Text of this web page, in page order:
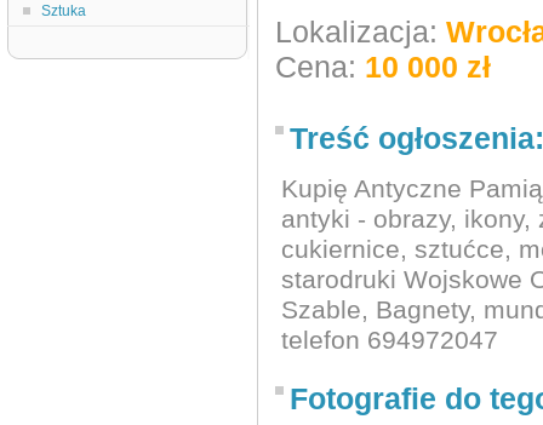
Sztuka
Lokalizacja:
Cena: 10 000 zł
Treść ogłoszenia:
Kupię Antyczne
antyki - obrazy,
cukiernice, sztućce,
starodruki Wojskowe
Szable, Bagnety,
telefon 694972047
Fotografie do